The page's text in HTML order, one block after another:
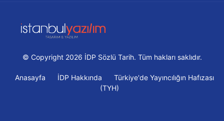
© Copyright 2026 İDP Sözlü Tarih. Tüm hakları saklıdır.
Anasayfa İDP Hakkında
Türkiye'de Yayıncılığın Hafızası
(TYH)